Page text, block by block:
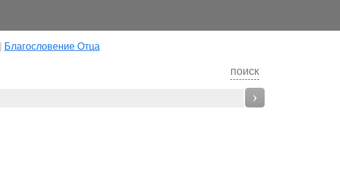
Благословение Отца
поиск
›